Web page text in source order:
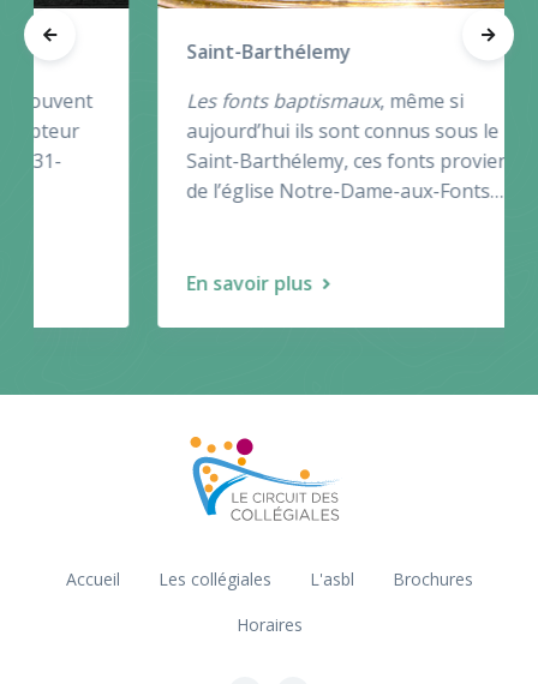
Saint-Barthélemy
Les fonts baptismaux, même si
aujourd’hui ils sont connus sous le nom de
Saint-Barthélemy, ces fonts proviennent
de l’église Notre-Dame-aux-Fonts…
En savoir plus
Accueil Les collégiales L'asbl
Brochures
Horaires